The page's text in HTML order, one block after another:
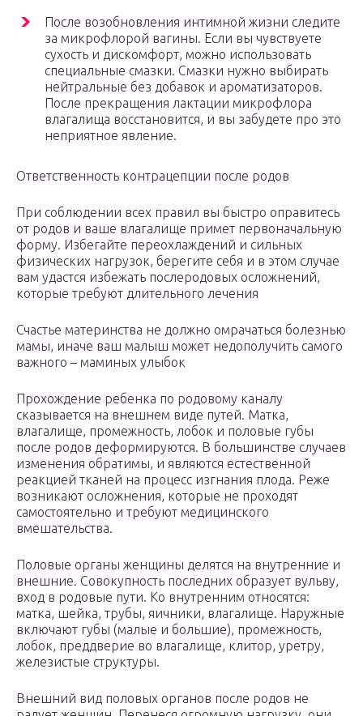
После возобновления интимной жизни следите
за микрофлорой вагины. Если вы чувствуете
сухость и дискомфорт, можно использовать
специальные смазки. Смазки нужно выбирать
нейтральные без добавок и ароматизаторов.
После прекращения лактации микрофлора
влагалища восстановится, и вы забудете про это
неприятное явление.
Ответственность контрацепции после родов
При соблюдении всех правил вы быстро оправитесь
от родов и ваше влагалище примет первоначальную
форму. Избегайте переохлаждений и сильных
физических нагрузок, берегите себя и в этом случае
вам удастся избежать послеродовых осложнений,
которые требуют длительного лечения
Счастье материнства не должно омрачаться болезнью
мамы, иначе ваш малыш может недополучить самого
важного – маминых улыбок
Прохождение ребенка по родовому каналу
сказывается на внешнем виде путей. Матка,
влагалище, промежность, лобок и половые губы
после родов деформируются. В большинстве случаев
изменения обратимы, и являются естественной
реакцией тканей на процесс изгнания плода. Реже
возникают осложнения, которые не проходят
самостоятельно и требуют медицинского
вмешательства.
Половые органы женщины делятся на внутренние и
внешние. Совокупность последних образует вульву,
вход в родовые пути. Ко внутренним относятся:
матка, шейка, трубы, яичники, влагалище. Наружные
включают губы (малые и большие), промежность,
лобок, преддверие во влагалище, клитор, уретру,
железистые структуры.
Внешний вид половых органов после родов не